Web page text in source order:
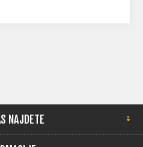
NAJDETE